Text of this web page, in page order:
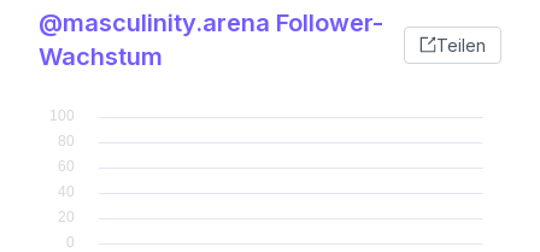
@masculinity.arena Follower-
Wachstum
Teilen